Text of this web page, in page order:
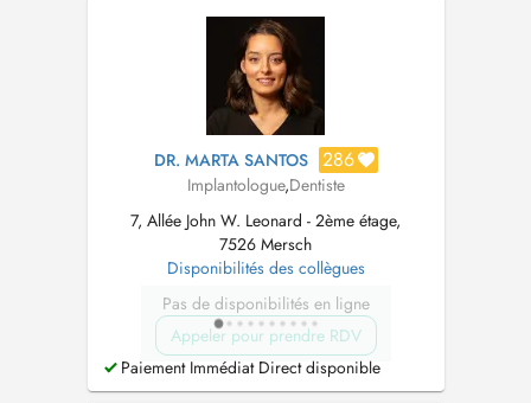
DR. MARTA SANTOS 286
Implantologue,Dentiste
7, Allée John W. Leonard - 2ème étage,
7526 Mersch
Disponibilités des collègues
Pas de disponibilités en ligne
Appeler pour prendre RDV
Paiement Immédiat Direct disponible